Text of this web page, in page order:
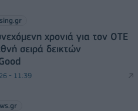
χρονιά για τον ΟΤΕ
σειρά δεικτών
- 11:39